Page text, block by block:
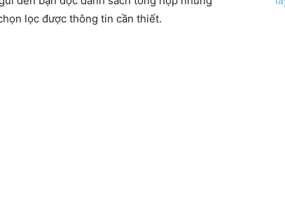
lọc được thông tin cần thiết.